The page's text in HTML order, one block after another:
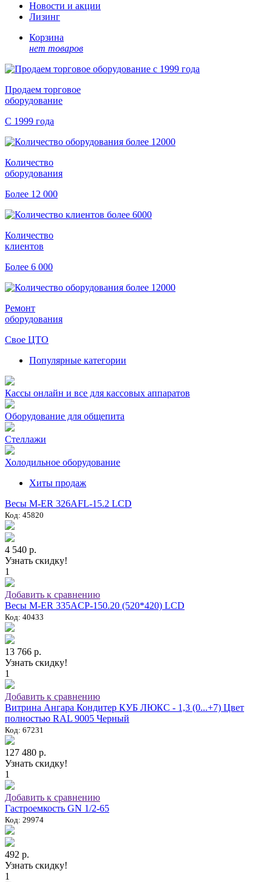
Новости и акции
Лизинг
Корзина
нет товаров
Продаем торговое
оборудование
С 1999 года
Количество
оборудования
Более 12 000
Количество
клиентов
Более 6 000
Ремонт
оборудования
Свое ЦТО
Популярные категории
Кассы онлайн и все для кассовых аппаратов
Оборудование для общепита
Стеллажи
Холодильное оборудование
Хиты продаж
Весы M-ER 326AFL-15.2 LCD
Код: 45820
4 540 р.
Узнать скидку!
1
Добавить к сравнению
Весы M-ER 335ACP-150.20 (520*420) LCD
Код: 40433
13 766 р.
Узнать скидку!
1
Добавить к сравнению
Витрина Ангара Кондитер КУБ ЛЮКС - 1,3 (0...+7) Цвет
полностью RAL 9005 Черный
Код: 67231
127 480 р.
Узнать скидку!
1
Добавить к сравнению
Гастроемкость GN 1/2-65
Код: 29974
492 р.
Узнать скидку!
1